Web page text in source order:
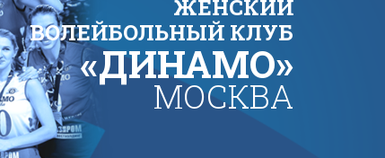
ЖЕНСКИЙ
ВОЛЕЙБОЛЬНЫЙ КЛУБ
«ДИНАМО»
МОСКВА